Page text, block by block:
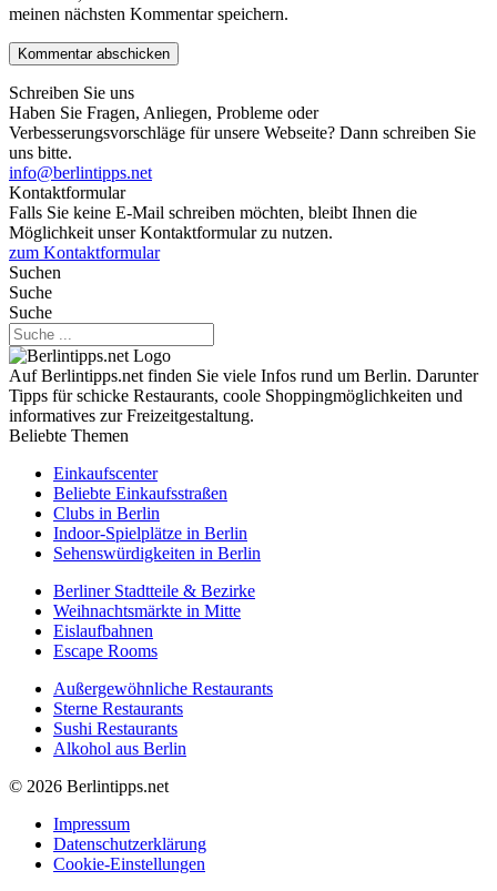
meinen nächsten Kommentar speichern.
Schreiben Sie uns
Haben Sie Fragen, Anliegen, Probleme oder
Verbesserungsvorschläge für unsere Webseite? Dann schreiben Sie
uns bitte.
info@berlintipps.net
Kontaktformular
Falls Sie keine E-Mail schreiben möchten, bleibt Ihnen die
Möglichkeit unser Kontaktformular zu nutzen.
zum Kontaktformular
Suchen
Suche
Suche
Auf Berlintipps.net finden Sie viele Infos rund um Berlin. Darunter
Tipps für schicke Restaurants, coole Shoppingmöglichkeiten und
informatives zur Freizeitgestaltung.
Beliebte Themen
Einkaufscenter
Beliebte Einkaufsstraßen
Clubs in Berlin
Indoor-Spielplätze in Berlin
Sehenswürdigkeiten in Berlin
Berliner Stadtteile & Bezirke
Weihnachtsmärkte in Mitte
Eislaufbahnen
Escape Rooms
Außergewöhnliche Restaurants
Sterne Restaurants
Sushi Restaurants
Alkohol aus Berlin
© 2026 Berlintipps.net
Impressum
Datenschutzerklärung
Cookie-Einstellungen